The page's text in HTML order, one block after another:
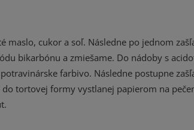
cukor a soľ. Následne po jednom
bikarbónu a zmiešame. Do nádoby s
farbivo. Následne postupne
tortovej formy vystlanej papierom na